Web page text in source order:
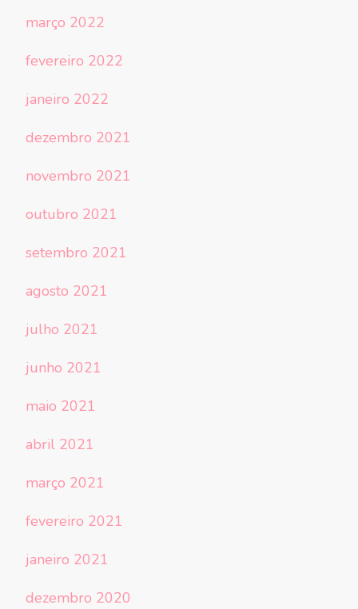
março 2022
fevereiro 2022
janeiro 2022
dezembro 2021
novembro 2021
outubro 2021
setembro 2021
agosto 2021
julho 2021
junho 2021
maio 2021
abril 2021
março 2021
fevereiro 2021
janeiro 2021
dezembro 2020